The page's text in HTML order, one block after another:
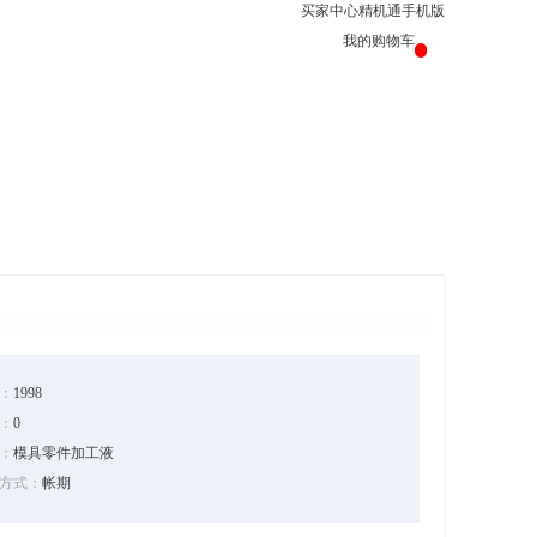
买家中心精机通手机版
我的购物车
1998
0
模具零件加工液
式： 帐期